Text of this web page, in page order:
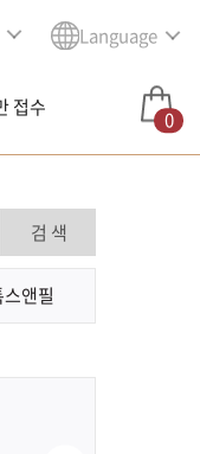
Language
접수 0
검 색
앤필